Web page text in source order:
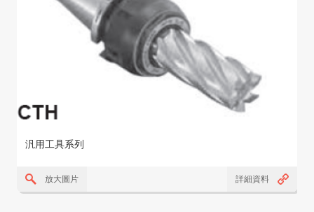
汎用工具系列
放大圖片 詳細資料